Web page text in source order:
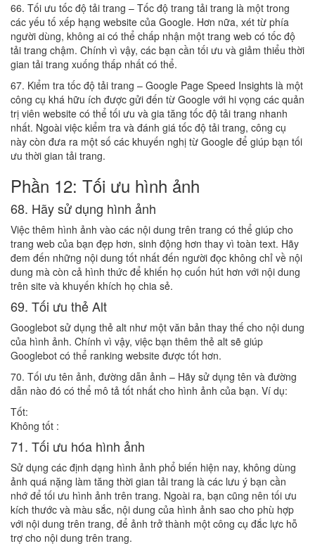
66. Tối ưu tốc độ tải trang – Tốc độ trang tải trang là một trong
các yếu tố xếp hạng website của Google. Hơn nữa, xét từ phía
người dùng, không ai có thể chấp nhận một trang web có tốc độ
tải trang chậm. Chính vì vậy, các bạn cần tối ưu và giảm thiểu thời
gian tải trang xuống thấp nhất có thể.
67. Kiểm tra tốc độ tải trang – Google Page Speed Insights là một
công cụ khá hữu ích được gửi đến từ Google với hi vọng các quản
trị viên website có thể tối ưu và gia tăng tốc độ tải trang nhanh
nhất. Ngoài việc kiểm tra và đánh giá tốc độ tải trang, công cụ
này còn đưa ra một số các khuyến nghị từ Google để giúp bạn tối
ưu thời gian tải trang.
Phần 12: Tối ưu hình ảnh
68. Hãy sử dụng hình ảnh
Việc thêm hình ảnh vào các nội dung trên trang có thể giúp cho
trang web của bạn đẹp hơn, sinh động hơn thay vì toàn text. Hãy
đem đến những nội dung tốt nhất đến người đọc không chỉ về nội
dung mà còn cả hình thức để khiến họ cuốn hút hơn với nội dung
trên site và khuyến khích họ chia sẻ.
69. Tối ưu thẻ Alt
Googlebot sử dụng thẻ alt như một văn bản thay thế cho nội dung
của hình ảnh. Chính vì vậy, việc bạn thêm thẻ alt sẽ giúp
Googlebot có thể ranking website được tốt hơn.
70. Tối ưu tên ảnh, đường dẫn ảnh – Hãy sử dụng tên và đường
dẫn nào đó có thể mô tả tốt nhất cho hình ảnh của bạn. Ví dụ:
Tốt:
Không tốt :
71. Tối ưu hóa hình ảnh
Sử dụng các định dạng hình ảnh phổ biến hiện nay, không dùng
ảnh quá nặng làm tăng thời gian tải trang là các lưu ý bạn cần
nhớ để tối ưu hình ảnh trên trang. Ngoài ra, bạn cũng nên tối ưu
kích thước và màu sắc, nội dung của hình ảnh sao cho phù hợp
với nội dung trên trang, để ảnh trở thành một công cụ đắc lực hỗ
trợ cho nội dung trên trang.